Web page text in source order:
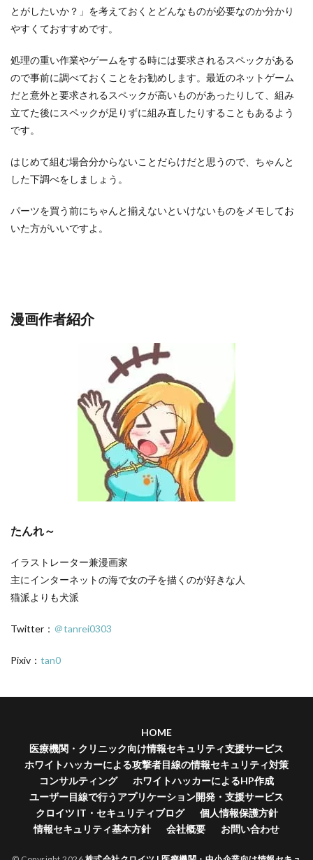
とがしたいか？」を考えておくとどんなものが必要なのか分かり
やすくておすすめです。
処理の重い作業やゲームをする時には要求されるスペックがある
ので事前に調べておくことをお勧めします。最近のネットゲーム
だと意外と要求されるスペックが高いものがあったりして、組み
立てた後にスペックが足りずに組み直したりすることもあるよう
です。
はじめて組む場合分からないことだらけだと思うので、ちゃんと
した下調べをしましょう。
パーツを買う前にちゃんと揃えないといけないものをメモしてお
いた方がいいですよ。
漫画作者紹介
たんれ～
イラストレーター兼漫画家
主にインターネットの海で女の子を描くのが好きな人
猫派よりも犬派
Twitter： ＠tanrei0303
Pixiv： tan0
HOME
医療機関・クリニック向け情報セキュリティ支援サービス
ホワイトハッカーによる攻撃者目線の情報セキュリティ対策
コンサルティング
ホワイトハッカーによるHP作成
ユーザー目線で行うアプリケーション開発・支援サービス
クロイツ IT・セキュリティブログ
個人情報保護方針
情報セキュリティ基本方針
会社概要 お問い合わせ